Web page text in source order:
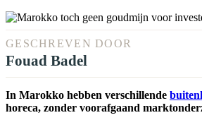
GESCHREVEN DOOR
Fouad Badel
In Marokko hebben verschillende
horeca, zonder voorafgaand